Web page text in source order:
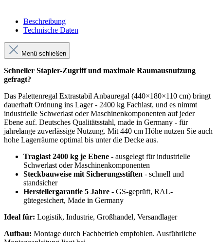
Beschreibung
Technische Daten
Menü schließen
Schneller Stapler-Zugriff und maximale Raumausnutzung
gefragt?
Das Palettenregal Extrastabil Anbauregal (440×180×110 cm) bringt
dauerhaft Ordnung ins Lager - 2400 kg Fachlast, und es nimmt
industrielle Schwerlast oder Maschinenkomponenten auf jeder
Ebene auf. Deutsches Qualitätsstahl, made in Germany - für
jahrelange zuverlässige Nutzung. Mit 440 cm Höhe nutzen Sie auch
hohe Lagerräume optimal bis unter die Decke aus.
Traglast 2400 kg je Ebene - ausgelegt für industrielle
Schwerlast oder Maschinenkomponenten
Steckbauweise mit Sicherungsstiften - schnell und
standsicher
Herstellergarantie 5 Jahre - GS-geprüft, RAL-
gütegesichert, Made in Germany
Ideal für: Logistik, Industrie, Großhandel, Versandlager
Aufbau: Montage durch Fachbetrieb empfohlen. Ausführliche